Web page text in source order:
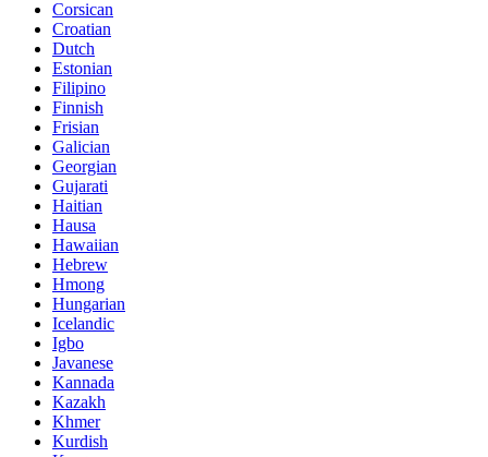
Corsican
Croatian
Dutch
Estonian
Filipino
Finnish
Frisian
Galician
Georgian
Gujarati
Haitian
Hausa
Hawaiian
Hebrew
Hmong
Hungarian
Icelandic
Igbo
Javanese
Kannada
Kazakh
Khmer
Kurdish